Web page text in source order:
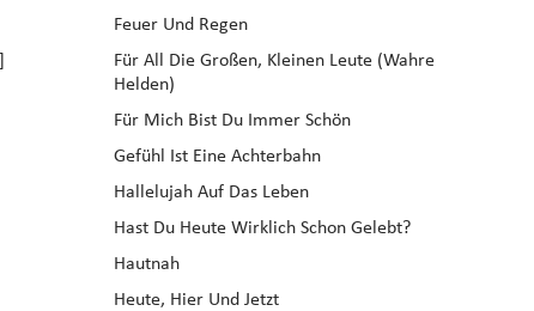
Feuer Und Regen
Für All Die Großen, Kleinen Leute (Wahre
Helden)
Für Mich Bist Du Immer Schön
Gefühl Ist Eine Achterbahn
Hallelujah Auf Das Leben
Hast Du Heute Wirklich Schon Gelebt?
Hautnah
Heute, Hier Und Jetzt